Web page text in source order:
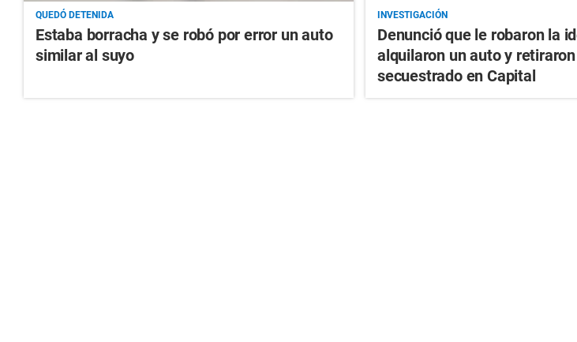
QUEDÓ DETENIDA
Estaba borracha y se robó por error un auto
similar al suyo
INVESTIGACIÓN
Denunció que le robaron la
alquilaron un auto y
secuestrado en Capital